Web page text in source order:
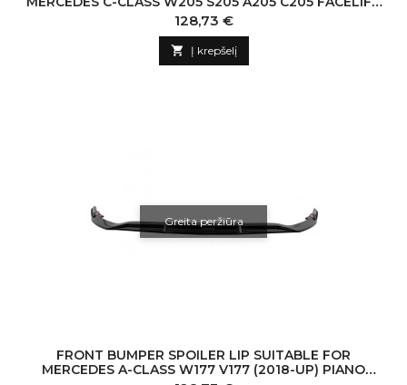
(2019-UP) PIANO BLACK
Kaina
128,73 €
 Į krepšelį
Greita peržiūra
FRONT BUMPER SPOILER LIP SUITABLE FOR
MERCEDES A-CLASS W177 V177 (2018-UP) PIANO